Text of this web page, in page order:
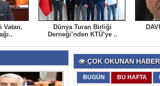
Vatan,
Dünya Turan Birliği
Derneği’nden KTÜ’ye ..
ÇOK OKUNAN
BUGÜN BU HAFTA